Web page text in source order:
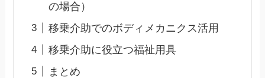
の場合）
移乗介助でのボディメカニクス活用
移乗介助に役立つ福祉用具
まとめ